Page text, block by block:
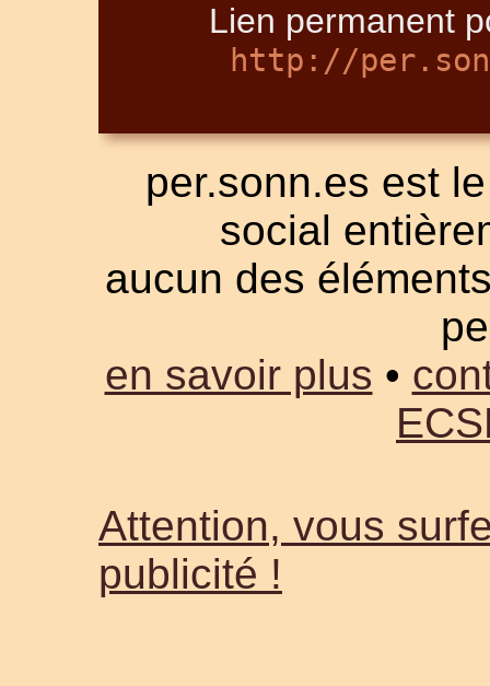
Lien permanent
http://
per.sonn.es est
social
aucun des
en savoir plus •
Attention, vous
publicité !